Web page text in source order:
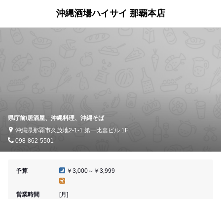
沖縄酒場ハイサイ 那覇本店
県庁前/居酒屋、沖縄料理、沖縄そば
沖縄県那覇市久茂地2-1-1 第一比嘉ビル 1F
098-862-5501
予算 ￥3,000～￥3,999
営業時間
[月]